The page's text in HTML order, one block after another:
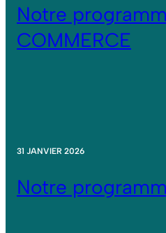
Notre
COMMERCE
31 JANVIER 2026
Notre